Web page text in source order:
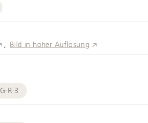
Bild in hoher Auflösung
R-3